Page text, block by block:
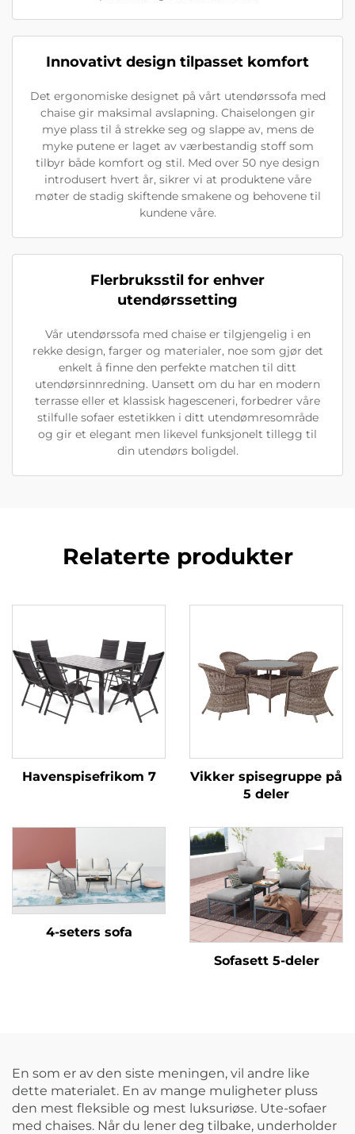
Innovativt design tilpasset komfort
Det ergonomiske designet på vårt utendørssofa med
chaise gir maksimal avslapning. Chaiselongen gir
mye plass til å strekke seg og slappe av, mens de
myke putene er laget av værbestandig stoff som
tilbyr både komfort og stil. Med over 50 nye design
introdusert hvert år, sikrer vi at produktene våre
møter de stadig skiftende smakene og behovene til
kundene våre.
Flerbruksstil for enhver
utendørssetting
Vår utendørssofa med chaise er tilgjengelig i en
rekke design, farger og materialer, noe som gjør det
enkelt å finne den perfekte matchen til ditt
utendørsinnredning. Uansett om du har en modern
terrasse eller et klassisk hagesceneri, forbedrer våre
stilfulle sofaer estetikken i ditt utendømresområde
og gir et elegant men likevel funksjonelt tillegg til
din utendørs boligdel.
Relaterte produkter
Havenspisefrikom 7
Vikker spisegruppe på
5 deler
4-seters sofa
Sofasett 5-deler
En som er av den siste meningen, vil andre like
dette materialet. En av mange muligheter pluss
den mest fleksible og mest luksuriøse. Ute-sofaer
med chaises. Når du lener deg tilbake, underholder